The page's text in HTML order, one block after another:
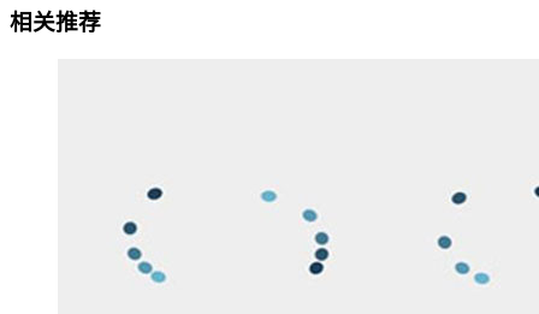
相关推荐